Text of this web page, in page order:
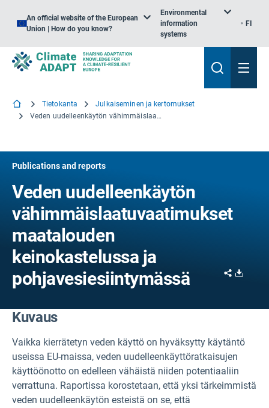
An official website of the European
Union | How do you know?
Environmental
information
systems
FI
Tietokanta
Julkaiseminen ja kertomukset
Veden uudelleenkäytön vähimmäislaatuvaatimukset maatalouden keinokastelussa ja pohjavesiesiintymässä
Publications and reports
Veden uudelleenkäytön
vähimmäislaatuvaatimukset
maatalouden
keinokastelussa ja
pohjavesiesiintymässä
Share
Kuvaus
Vaikka kierrätetyn veden käyttö on hyväksytty käytäntö
useissa EU-maissa, veden uudelleenkäyttöratkaisujen
käyttöönotto on edelleen vähäistä niiden potentiaaliin
verrattuna. Raportissa korostetaan, että yksi tärkeimmistä
veden uudelleenkäytön esteistä on se, että